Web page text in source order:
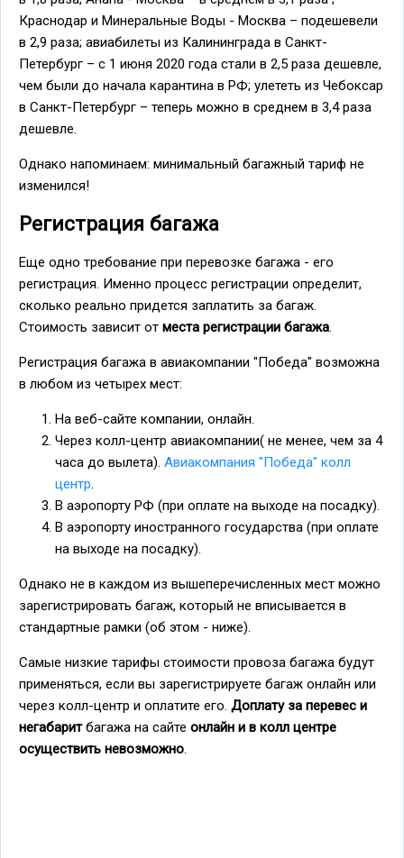
Краснодар и Минеральные Воды - Москва – подешевели
в 2,9 раза; авиабилеты из Калининграда в Санкт-
Петербург – с 1 июня 2020 года стали в 2,5 раза дешевле,
чем были до начала карантина в РФ; улететь из Чебоксар
в Санкт-Петербург – теперь можно в среднем в 3,4 раза
дешевле.
Однако напоминаем: минимальный багажный тариф не
изменился!
Регистрация багажа
Еще одно требование при перевозке багажа - его
регистрация. Именно процесс регистрации определит,
сколько реально придется заплатить за багаж.
Стоимость зависит от места регистрации багажа.
Регистрация багажа в авиакомпании "Победа" возможна
в любом из четырех мест:
На веб-сайте компании, онлайн.
Через колл-центр авиакомпании( не менее, чем за 4
часа до вылета). Авиакомпания "Победа" колл
центр.
В аэропорту РФ (при оплате на выходе на посадку).
В аэропорту иностранного государства (при оплате
на выходе на посадку).
Однако не в каждом из вышеперечисленных мест можно
зарегистрировать багаж, который не вписывается в
стандартные рамки (об этом - ниже).
Самые низкие тарифы стоимости провоза багажа будут
применяться, если вы зарегистрируете багаж онлайн или
через колл-центр и оплатите его. Доплату за перевес и
негабаритбагажа на сайте онлайн и в колл центре
осуществить невозможно.